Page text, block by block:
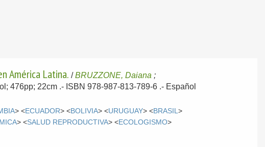
América Latina./BRUZZONE, Daiana ;
476pp; 22cm .- ISBN 978-987-813-789-6 .- Español
> <ECUADOR> <BOLIVIA> <URUGUAY> <BRASIL>
> <SALUD REPRODUCTIVA> <ECOLOGISMO>